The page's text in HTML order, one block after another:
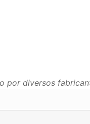
por diversos